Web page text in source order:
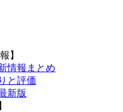
】
情報まとめ
と評価
新版